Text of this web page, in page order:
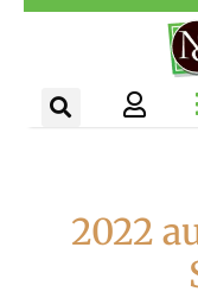
Aller
2022
Panneau de gestion